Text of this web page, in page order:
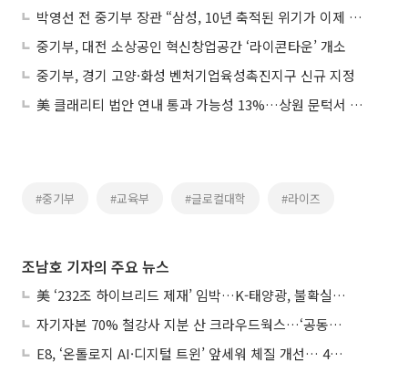
박영선 전 중기부 장관 “삼성, 10년 축적된 위기가 이제 터져…AI 시대 준비 못한 것”
중기부, 대전 소상공인 혁신창업공간 ‘라이콘타운’ 개소
중기부, 경기 고양·화성 벤처기업육성촉진지구 신규 지정
美 클래리티 법안 연내 통과 가능성 13%…상원 문턱서 제동
#중기부 #교육부 #글로컬대학 #라이즈
조남호 기자의 주요 뉴스
美 ‘232조 하이브리드 제재’ 임박…K-태양광, 불확실성 털고 날개 다나
자기자본 70% 철강사 지분 산 크라우드웍스…‘공동경영’으로 AI 시너지 낼까
E8, ‘온톨로지 AI·디지털 트윈’ 앞세워 체질 개선… 4분기 흑자전환 총력